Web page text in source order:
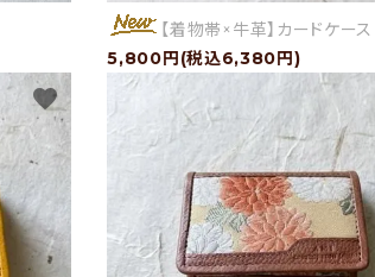
【着物帯×牛革】カードケース
5,800円(税込6,380円)
favorite